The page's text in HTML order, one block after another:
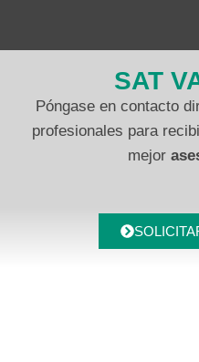
SAT
Póngase en contacto
profesionales para
mejor